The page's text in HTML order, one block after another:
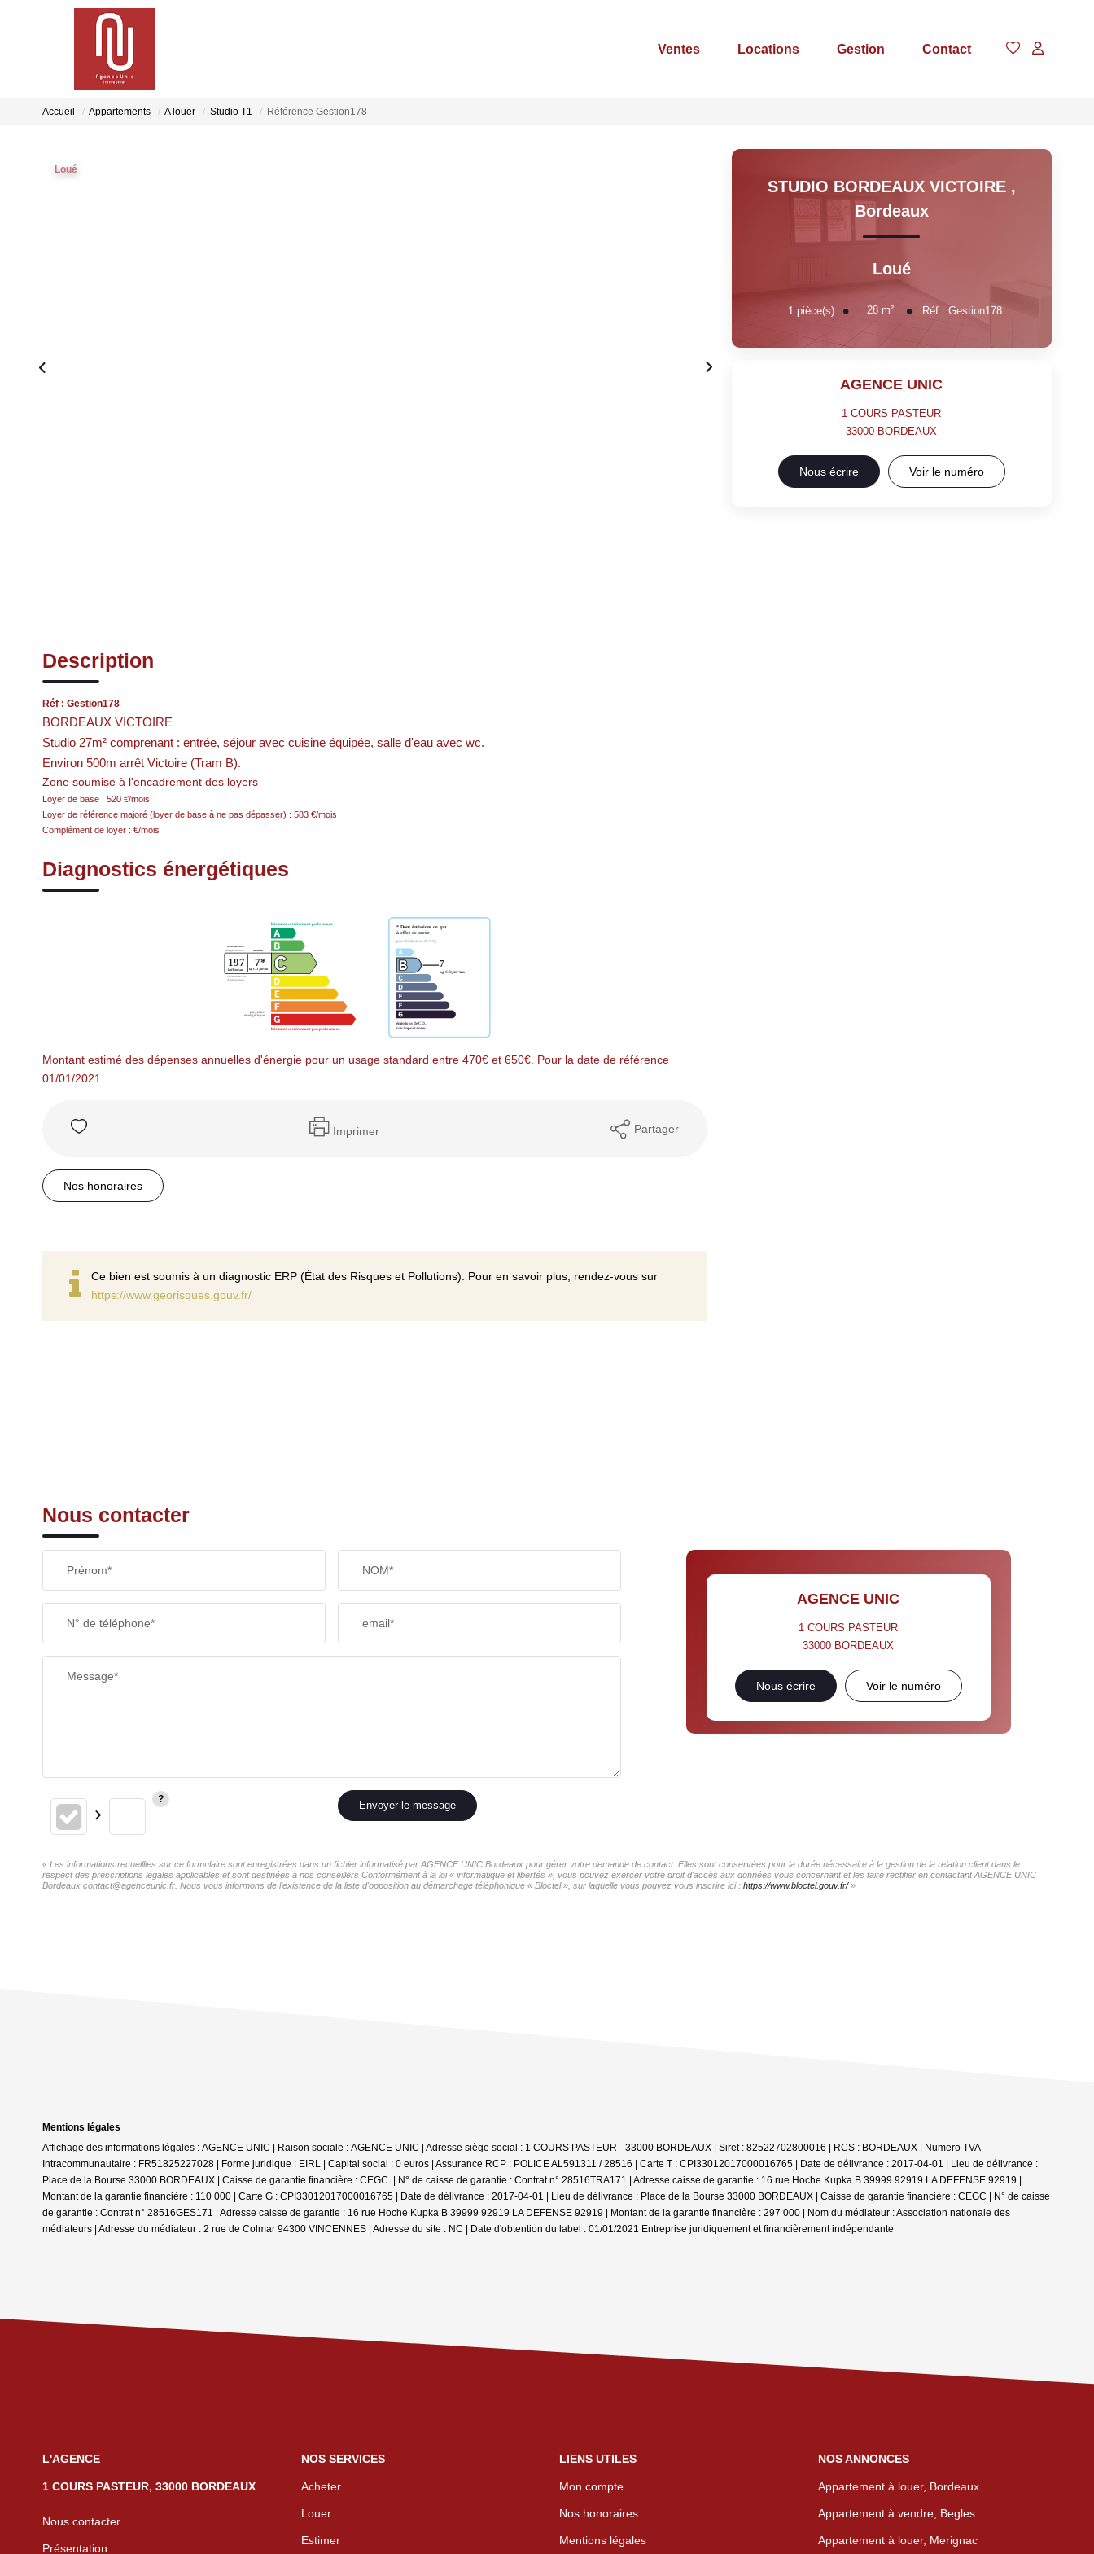
Ventes Locations Gestion Contact
Accueil Appartements A louer Studio T1 Référence Gestion178
Loué
Description
Réf : Gestion178
BORDEAUX VICTOIRE
Studio 27m² comprenant : entrée, séjour avec cuisine équipée, salle d'eau avec wc.
Environ 500m arrêt Victoire (Tram B).
Zone soumise à l'encadrement des loyers
Loyer de base : 520 €/mois
Loyer de référence majoré (loyer de base à ne pas dépasser) : 583 €/mois
Complément de loyer : €/mois
Diagnostics énergétiques
Montant estimé des dépenses annuelles d'énergie pour un usage standard entre 470€ et 650€. Pour la date de référence
01/01/2021.
Imprimer Partager
Nos honoraires
Ce bien est soumis à un diagnostic ERP (État des Risques et Pollutions). Pour en savoir plus, rendez-vous sur
https://www.georisques.gouv.fr/
STUDIO BORDEAUX VICTOIRE ,
Bordeaux
Loué
1 pièce(s) 28 m² Réf : Gestion178
AGENCE UNIC
1 COURS PASTEUR
33000 BORDEAUX
Nous écrire Voir le numéro
Nous contacter
Prénom* NOM*
N° de téléphone* email*
Message*
Envoyer le message
AGENCE UNIC
1 COURS PASTEUR
33000 BORDEAUX
Nous écrire Voir le numéro
« Les informations recueillies sur ce formulaire sont enregistrées dans un fichier informatisé par AGENCE UNIC Bordeaux pour gérer votre demande de contact. Elles sont conservées pour la durée nécessaire à la gestion de la relation client dans le
respect des prescriptions légales applicables et sont destinées à nos conseillers Conformément à la loi « informatique et libertés », vous pouvez exercer votre droit d'accès aux données vous concernant et les faire rectifier en contactant AGENCE UNIC
Bordeaux contact@agenceunic.fr. Nous vous informons de l'existence de la liste d'opposition au démarchage téléphonique « Bloctel », sur laquelle vous pouvez vous inscrire ici : https://www.bloctel.gouv.fr/»
Mentions légales
Affichage des informations légales : AGENCE UNIC | Raison sociale : AGENCE UNIC | Adresse siège social : 1 COURS PASTEUR - 33000 BORDEAUX | Siret : 82522702800016 | RCS : BORDEAUX | Numero TVA
Intracommunautaire : FR51825227028 | Forme juridique : EIRL | Capital social : 0 euros | Assurance RCP : POLICE AL591311 / 28516 | Carte T : CPI33012017000016765 | Date de délivrance : 2017-04-01 | Lieu de délivrance :
Place de la Bourse 33000 BORDEAUX | Caisse de garantie financière : CEGC. | N° de caisse de garantie : Contrat n° 28516TRA171 | Adresse caisse de garantie : 16 rue Hoche Kupka B 39999 92919 LA DEFENSE 92919 |
Montant de la garantie financière : 110 000 | Carte G : CPI33012017000016765 | Date de délivrance : 2017-04-01 | Lieu de délivrance : Place de la Bourse 33000 BORDEAUX | Caisse de garantie financière : CEGC | N° de caisse
de garantie : Contrat n° 28516GES171 | Adresse caisse de garantie : 16 rue Hoche Kupka B 39999 92919 LA DEFENSE 92919 | Montant de la garantie financière : 297 000 | Nom du médiateur : Association nationale des
médiateurs | Adresse du médiateur : 2 rue de Colmar 94300 VINCENNES | Adresse du site : NC | Date d'obtention du label : 01/01/2021 Entreprise juridiquement et financièrement indépendante
L'AGENCE
1 COURS PASTEUR, 33000 BORDEAUX
Nous contacter
Présentation
NOS SERVICES
Acheter
Louer
Estimer
LIENS UTILES
Mon compte
Nos honoraires
Mentions légales
NOS ANNONCES
Appartement à louer, Bordeaux
Appartement à vendre, Begles
Appartement à louer, Merignac